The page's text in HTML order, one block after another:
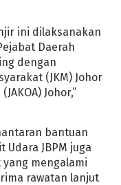
ini dilaksanakan
Daerah
dengan
(JKM) Johor
Johor,”
bantuan
JBPM juga
mengalami
rawatan lanjut